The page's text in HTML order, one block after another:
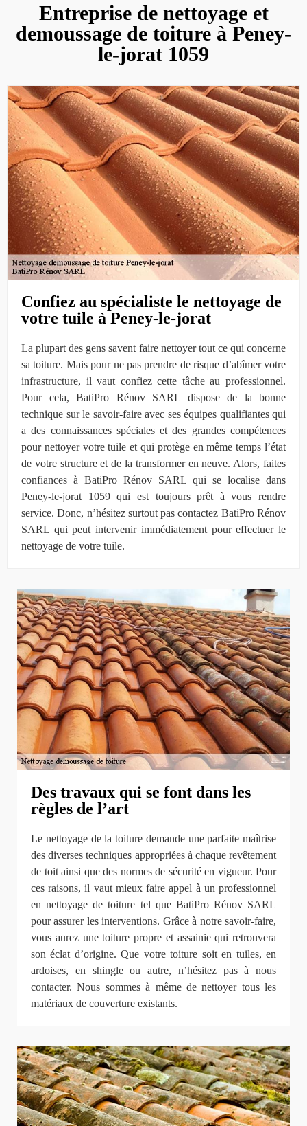
Entreprise de nettoyage et
demoussage de toiture à Peney-
le-jorat 1059
Confiez au spécialiste le nettoyage de
votre tuile à Peney-le-jorat
La plupart des gens savent faire nettoyer tout ce qui concerne
sa toiture. Mais pour ne pas prendre de risque d’abîmer votre
infrastructure, il vaut confiez cette tâche au professionnel.
Pour cela, BatiPro Rénov SARL dispose de la bonne
technique sur le savoir-faire avec ses équipes qualifiantes qui
a des connaissances spéciales et des grandes compétences
pour nettoyer votre tuile et qui protège en même temps l’état
de votre structure et de la transformer en neuve. Alors, faites
confiances à BatiPro Rénov SARL qui se localise dans
Peney-le-jorat 1059 qui est toujours prêt à vous rendre
service. Donc, n’hésitez surtout pas contactez BatiPro Rénov
SARL qui peut intervenir immédiatement pour effectuer le
nettoyage de votre tuile.
Des travaux qui se font dans les
règles de l’art
Le nettoyage de la toiture demande une parfaite maîtrise
des diverses techniques appropriées à chaque revêtement
de toit ainsi que des normes de sécurité en vigueur. Pour
ces raisons, il vaut mieux faire appel à un professionnel
en nettoyage de toiture tel que BatiPro Rénov SARL
pour assurer les interventions. Grâce à notre savoir-faire,
vous aurez une toiture propre et assainie qui retrouvera
son éclat d’origine. Que votre toiture soit en tuiles, en
ardoises, en shingle ou autre, n’hésitez pas à nous
contacter. Nous sommes à même de nettoyer tous les
matériaux de couverture existants.